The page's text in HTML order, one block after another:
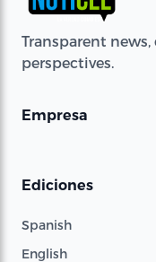
Transparent
perspectives.
Empresa
Ediciones
Spanish
English